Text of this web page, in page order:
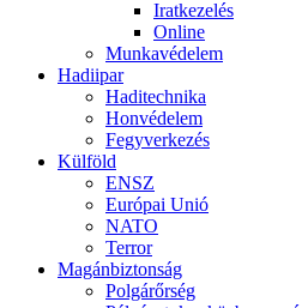
Iratkezelés
Online
Munkavédelem
Hadiipar
Haditechnika
Honvédelem
Fegyverkezés
Külföld
ENSZ
Európai Unió
NATO
Terror
Magánbiztonság
Polgárőrség